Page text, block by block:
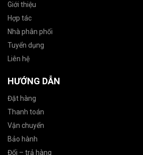
Giới thiệu
Hợp tác
Nhà phân phối
Tuyển dụng
Liên hệ
HƯỚNG DẪN
Đặt hàng
Thanh toán
Vận chuyển
Bảo hành
Đổi – trả hàng